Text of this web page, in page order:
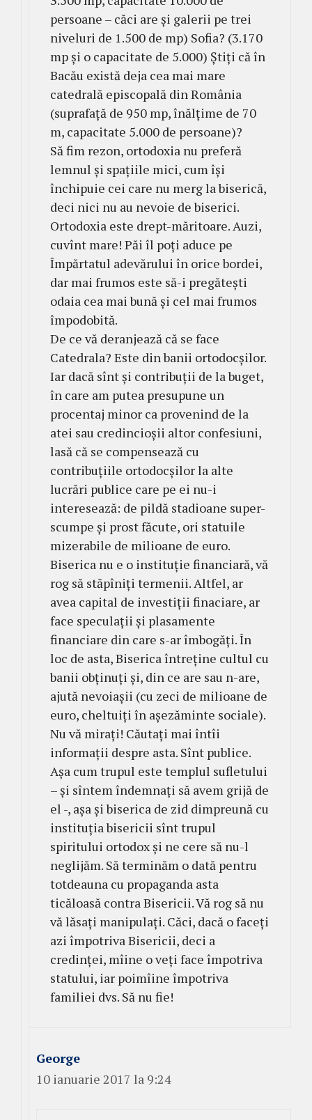
persoane – căci are și galerii pe trei
niveluri de 1.500 de mp) Sofia? (3.170
mp şi o capacitate de 5.000) Știți că în
Bacău există deja cea mai mare
catedrală episcopală din România
(suprafață de 950 mp, înălțime de 70
m, capacitate 5.000 de persoane)?
Să fim rezon, ortodoxia nu preferă
lemnul și spațiile mici, cum își
închipuie cei care nu merg la biserică,
deci nici nu au nevoie de biserici.
Ortodoxia este drept-măritoare. Auzi,
cuvînt mare! Păi îl poți aduce pe
Împărtatul adevărului în orice bordei,
dar mai frumos este să-i pregătești
odaia cea mai bună și cel mai frumos
împodobită.
De ce vă deranjează că se face
Catedrala? Este din banii ortodocșilor.
Iar dacă sînt și contribuții de la buget,
în care am putea presupune un
procentaj minor ca provenind de la
atei sau credincioșii altor confesiuni,
lasă că se compensează cu
contribuțiile ortodocșilor la alte
lucrări publice care pe ei nu-i
interesează: de pildă stadioane super-
scumpe și prost făcute, ori statuile
mizerabile de milioane de euro.
Biserica nu e o instituție financiară, vă
rog să stăpîniți termenii. Altfel, ar
avea capital de investiții finaciare, ar
face speculații și plasamente
financiare din care s-ar îmbogăți. În
loc de asta, Biserica întreține cultul cu
banii obținuți și, din ce are sau n-are,
ajută nevoiașii (cu zeci de milioane de
euro, cheltuiți în așezăminte sociale).
Nu vă mirați! Căutați mai întîi
informații despre asta. Sînt publice.
Așa cum trupul este templul sufletului
– și sîntem îndemnați să avem grijă de
el -, așa și biserica de zid dimpreună cu
instituția bisericii sînt trupul
spiritului ortodox și ne cere să nu-l
neglijăm. Să terminăm o dată pentru
totdeauna cu propaganda asta
ticăloasă contra Bisericii. Vă rog să nu
vă lăsați manipulați. Căci, dacă o faceți
azi împotriva Bisericii, deci a
credinței, mîine o veți face împotriva
statului, iar poimîine împotriva
familiei dvs. Să nu fie!
George
10 ianuarie 2017 la 9:24